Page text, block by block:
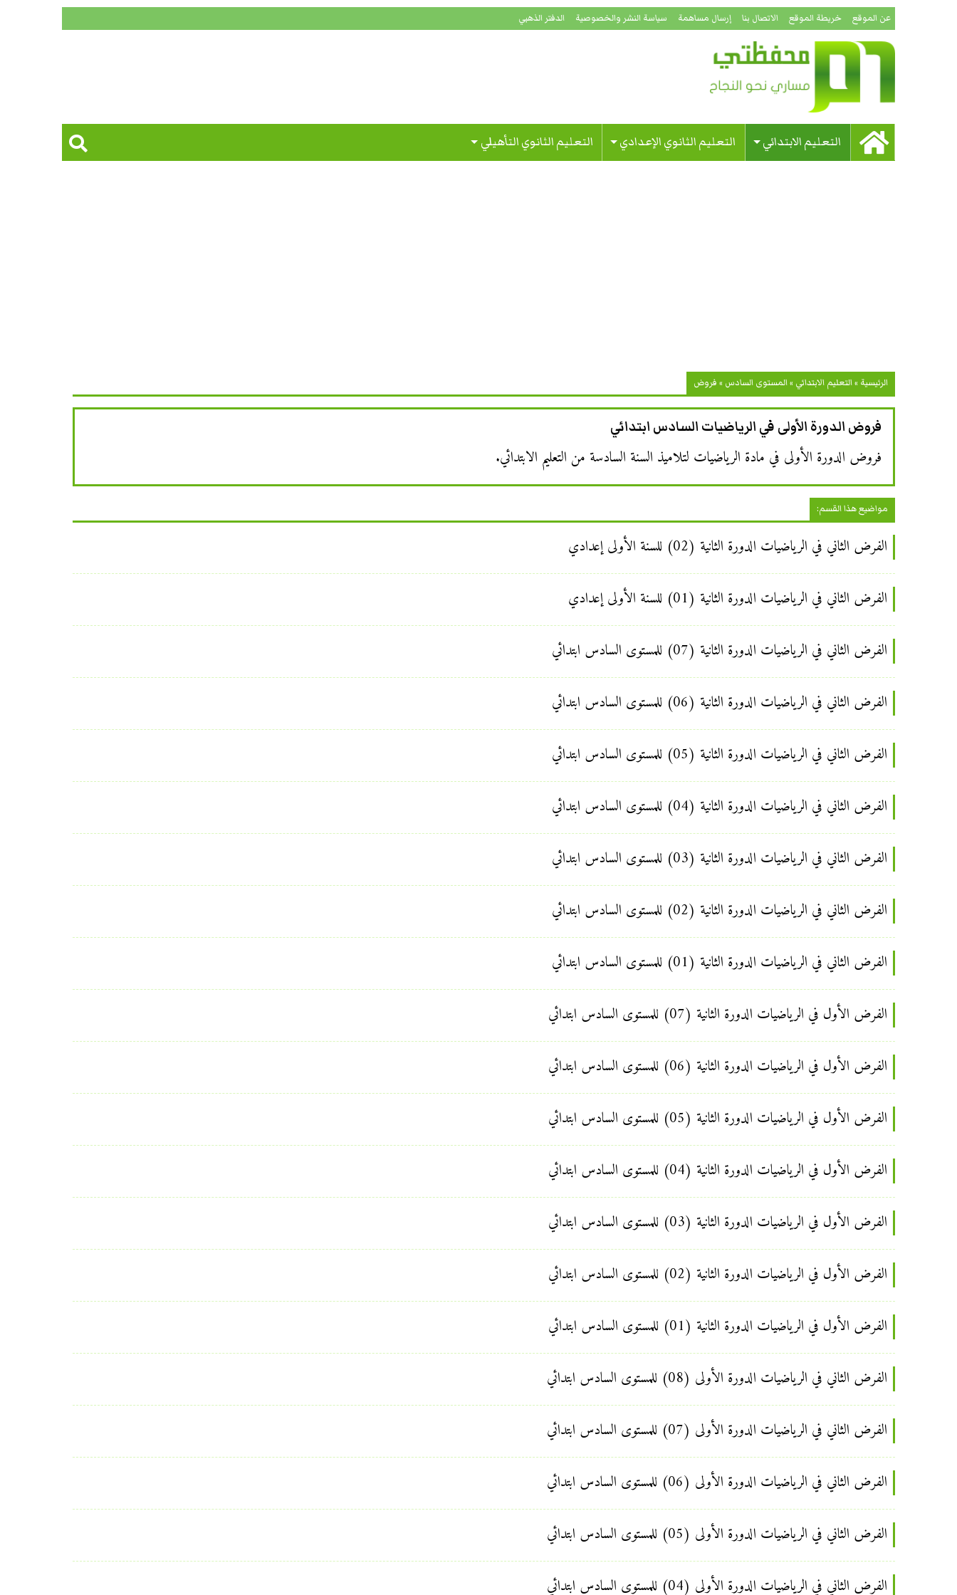
عن الموقع خريطة الموقع الاتصال بنا إرسال مساهمة سياسة النشر والخصوصية الدفتر الذهبي
التعليم الابتدائي التعليم الثانوي الإعدادي التعليم الثانوي التأهيلي
الرئيسية »التعليم الابتدائي »المستوى السادس » فروض
فروض الدورة الأولى في الرياضيات السادس ابتدائي
فروض الدورة الأولى في مادة الرياضيات لتلاميذ السنة السادسة من التعليم الابتدائي.
مواضيع هذا القسم:
الفرض الثاني في الرياضيات الدورة الثانية (02) للسنة الأولى إعدادي
الفرض الثاني في الرياضيات الدورة الثانية (01) للسنة الأولى إعدادي
الفرض الثاني في الرياضيات الدورة الثانية (07) للمستوى السادس ابتدائي
الفرض الثاني في الرياضيات الدورة الثانية (06) للمستوى السادس ابتدائي
الفرض الثاني في الرياضيات الدورة الثانية (05) للمستوى السادس ابتدائي
الفرض الثاني في الرياضيات الدورة الثانية (04) للمستوى السادس ابتدائي
الفرض الثاني في الرياضيات الدورة الثانية (03) للمستوى السادس ابتدائي
الفرض الثاني في الرياضيات الدورة الثانية (02) للمستوى السادس ابتدائي
الفرض الثاني في الرياضيات الدورة الثانية (01) للمستوى السادس ابتدائي
الفرض الأول في الرياضيات الدورة الثانية (07) للمستوى السادس ابتدائي
الفرض الأول في الرياضيات الدورة الثانية (06) للمستوى السادس ابتدائي
الفرض الأول في الرياضيات الدورة الثانية (05) للمستوى السادس ابتدائي
الفرض الأول في الرياضيات الدورة الثانية (04) للمستوى السادس ابتدائي
الفرض الأول في الرياضيات الدورة الثانية (03) للمستوى السادس ابتدائي
الفرض الأول في الرياضيات الدورة الثانية (02) للمستوى السادس ابتدائي
الفرض الأول في الرياضيات الدورة الثانية (01) للمستوى السادس ابتدائي
الفرض الثاني في الرياضيات الدورة الأولى (08) للمستوى السادس ابتدائي
الفرض الثاني في الرياضيات الدورة الأولى (07) للمستوى السادس ابتدائي
الفرض الثاني في الرياضيات الدورة الأولى (06) للمستوى السادس ابتدائي
الفرض الثاني في الرياضيات الدورة الأولى (05) للمستوى السادس ابتدائي
الفرض الثاني في الرياضيات الدورة الأولى (04) للمستوى السادس ابتدائي